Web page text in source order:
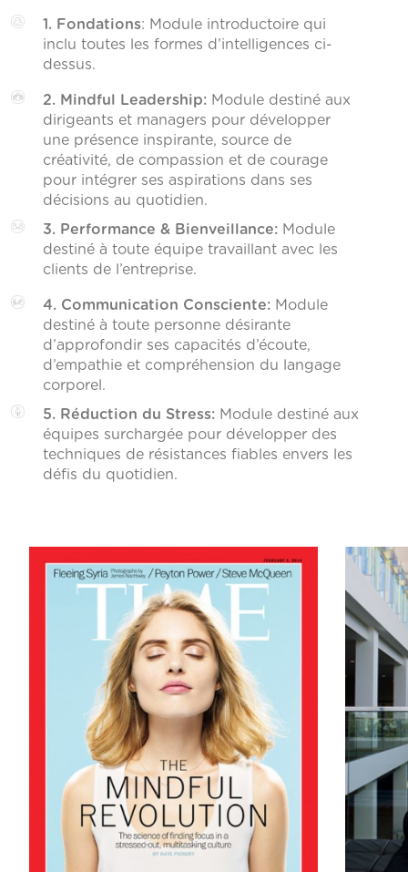
1. Fondations: Module introductoire qui
inclu toutes les formes d’intelligences ci-
dessus.
2. Mindful Leadership: Module destiné aux
dirigeants et managers pour développer
une présence inspirante, source de
créativité, de compassion et de courage
pour intégrer ses aspirations dans ses
décisions au quotidien.
3. Performance & Bienveillance: Module
destiné à toute équipe travaillant avec les
clients de l’entreprise.
4. Communication Consciente: Module
destiné à toute personne désirante
d’approfondir ses capacités d’écoute,
d’empathie et compréhension du langage
corporel.
5. Réduction du Stress: Module destiné aux
équipes surchargée pour développer des
techniques de résistances fiables envers les
défis du quotidien.